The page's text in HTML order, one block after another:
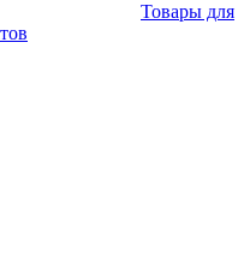
Товары для